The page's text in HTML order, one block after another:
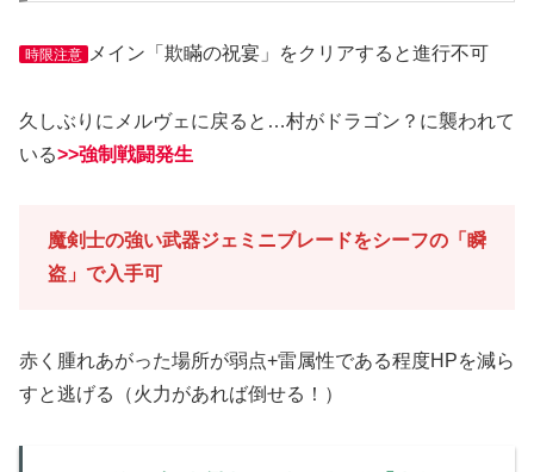
時限注意 メイン「欺瞞の祝宴」をクリアすると進行不可
久しぶりにメルヴェに戻ると…村がドラゴン？に襲われて
いる>>強制戦闘発生
魔剣士の強い武器ジェミニブレードをシーフの「瞬
盗」で入手可
赤く腫れあがった場所が弱点+雷属性である程度HPを減ら
すと逃げる（火力があれば倒せる！）